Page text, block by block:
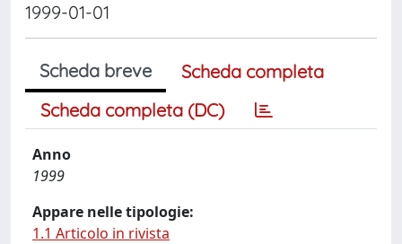
1999-01-01
Scheda breve
Scheda completa
Scheda completa (DC)
Anno
1999
Appare nelle tipologie:
1.1 Articolo in rivista